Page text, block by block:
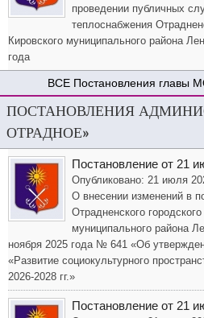
проведении публичных
теплоснабжения
Кировского муниципального района
года
Постановления главы
ПОСТАНОВЛЕНИЯ
ОТРАДНОЕ»
Постановление от 21
Опубликовано: 21 июля
О внесении изменений в
Отрадненского
муниципального района
ноября 2025 года № 641 «Об
«Развитие социокультурного
2026-2028 гг.»
Постановление от 21